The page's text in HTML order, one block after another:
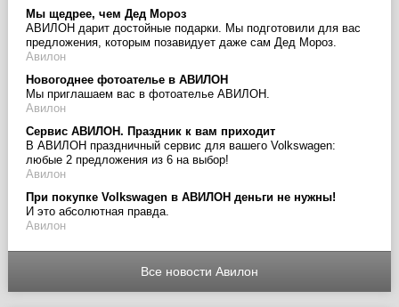
Мы щедрее, чем Дед Мороз
АВИЛОН дарит достойные подарки. Мы подготовили для вас
предложения, которым позавидует даже сам Дед Мороз.
Авилон
Новогоднее фотоателье в АВИЛОН
Мы приглашаем вас в фотоателье АВИЛОН.
Авилон
Сервис АВИЛОН. Праздник к вам приходит
В АВИЛОН праздничный сервис для вашего Volkswagen:
любые 2 предложения из 6 на выбор!
Авилон
При покупке Volkswagen в АВИЛОН деньги не нужны!
И это абсолютная правда.
Авилон
Все новости Авилон